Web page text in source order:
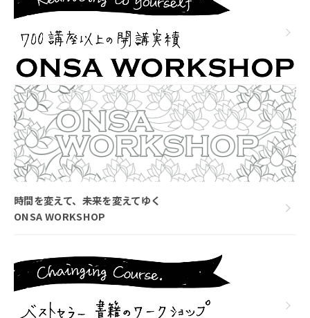
時間を変えて、未来を変えてゆく
ONSA WORKSHOP